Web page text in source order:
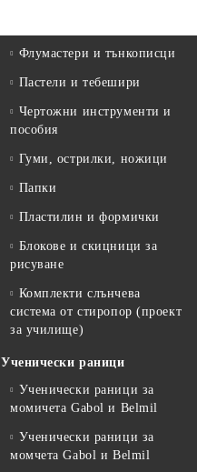
Флумастери и тънкописци
Пастели и тебешири
Чертожни инструменти и
пособия
Гуми, острилки, ножици
Папки
Пластилин и формички
Блокове и скицници за
рисуване
Комплекти слънчева
система от стиропор (проект
за училище)
Ученически раници
Ученически раници за
момичета Gabol и Belmil
Ученически раници за
момчета Gabol и Belmil